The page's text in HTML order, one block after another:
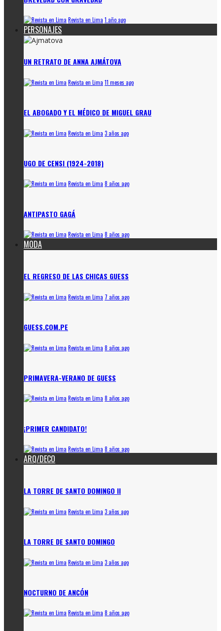
Revista en Lima 1 año ago
PERSONAJES
UN RETRATO DE ANNA AJMÁTOVA
Revista en Lima 11 meses ago
EL ABOGADO Y EL MÉDICO DE MIGUEL GRAU
Revista en Lima 3 años ago
UGO DE CENSI (1924-2018)
Revista en Lima 8 años ago
ANTIPASTO GAGÁ
Revista en Lima 8 años ago
MODA
EL REGRESO DE LAS CHICAS GUESS
Revista en Lima 7 años ago
GUESS.COM.PE
Revista en Lima 8 años ago
PRIMAVERA-VERANO DE GUESS
Revista en Lima 8 años ago
¡PRIMER CANDIDATO!
Revista en Lima 8 años ago
ARQ/DECO
LA TORRE DE SANTO DOMINGO II
Revista en Lima 3 años ago
LA TORRE DE SANTO DOMINGO
Revista en Lima 3 años ago
NOCTURNO DE ANCÓN
Revista en Lima 8 años ago